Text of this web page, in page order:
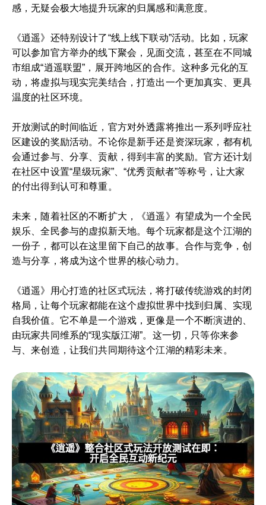
感，无疑会极大地提升玩家的归属感和满意度。
《逍遥》还特别设计了“线上线下联动”活动。比如，玩家
可以参加官方举办的线下聚会，见面交流，甚至在不同城
市组成“逍遥联盟”，展开跨地区的合作。这种多元化的互
动，将虚拟与现实完美结合，打造出一个更加真实、更具
温度的社区环境。
开放测试的时间临近，官方对外透露将推出一系列呼应社
区建设的奖励活动。不论你是新手还是资深玩家，都有机
会通过参与、分享、贡献，得到丰富的奖励。官方还计划
在社区中设置“星级玩家”、“优秀贡献者”等称号，让大家
的付出得到认可和尊重。
未来，随着社区的不断扩大，《逍遥》有望成为一个全民
娱乐、全民参与的虚拟新天地。每个玩家都是这个江湖的
一份子，都可以在这里留下自己的故事。合作与竞争，创
造与分享，将成为这个世界的核心动力。
《逍遥》用心打造的社区式玩法，将打破传统游戏的封闭
格局，让每个玩家都能在这个虚拟世界中找到归属、实现
自我价值。它不单是一个游戏，更像是一个不断演进的、
由玩家共同维系的“现实版江湖”。这一切，只等你来参
与、来创造，让我们共同期待这个江湖的精彩未来。